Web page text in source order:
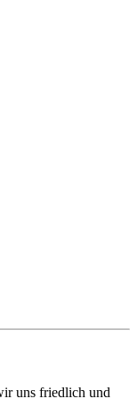
uns friedlich und